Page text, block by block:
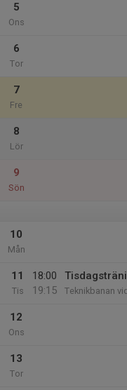
5
Ons
6
Tor
7
Fre
8
Lör
9
Sön
10
Mån
11
Tis
18:00
19:15
Teknikbanan
12
Ons
13
Tor